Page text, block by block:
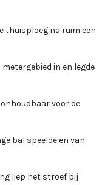
thuisploeg na ruim een
in en legde
voor de
bal speelde en van
liep het stroef bij